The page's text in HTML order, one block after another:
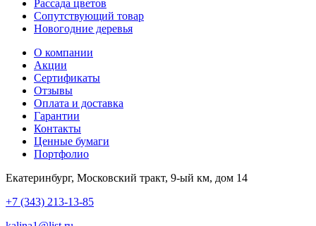
Рассада цветов
Сопутствующий товар
Новогодние деревья
О компании
Акции
Сертификаты
Отзывы
Оплата и доставка
Гарантии
Контакты
Ценные бумаги
Портфолио
Екатеринбург, Московский тракт, 9-ый км, дом 14
+7 (343) 213-13-85